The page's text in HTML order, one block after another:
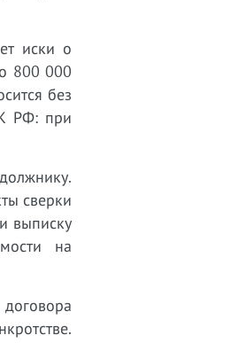
иски о
800 000
без
РФ: при
сверки
выписку
на